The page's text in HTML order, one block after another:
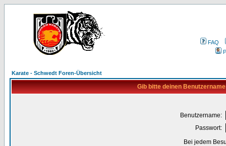
FAQ
Karate - Schwedt Foren-Übersicht
Gib bitte deinen
Benutzername:
Passwort:
Bei jedem